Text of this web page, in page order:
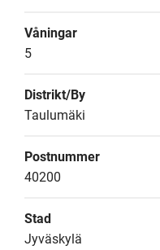
Våningar
5
Distrikt/By
Taulumäki
Postnummer
40200
Stad
Jyväskylä